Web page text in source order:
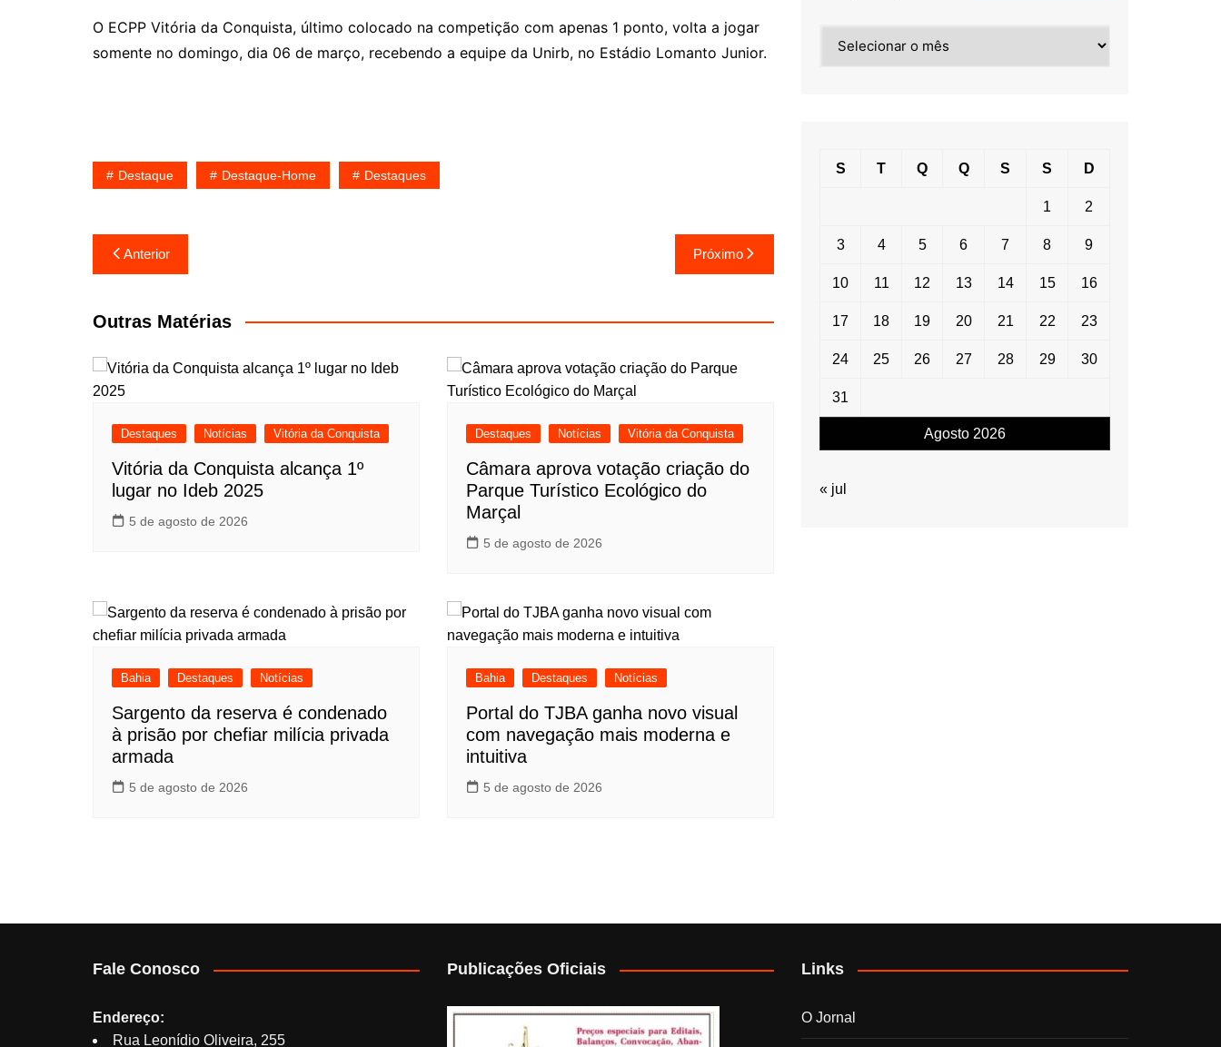
O ECPP Vitória da Conquista, último colocado na competição com apenas 1 ponto, volta a jogar
somente no domingo, dia 06 de março, recebendo a equipe da Unirb, no Estádio Lomanto Junior.
Destaque Destaque-Home Destaques
Navegação
de
Post
Anterior Próximo
Outras Matérias
Destaques Notícias Vitória da Conquista
Vitória da Conquista alcança 1º
lugar no Ideb 2025
5 de agosto de 2026
Destaques Notícias Vitória da Conquista
Câmara aprova votação criação do
Parque Turístico Ecológico do
Marçal
5 de agosto de 2026
Bahia Destaques Notícias
Sargento da reserva é condenado
à prisão por chefiar milícia privada
armada
5 de agosto de 2026
Bahia Destaques Notícias
Portal do TJBA ganha novo visual
com navegação mais moderna e
intuitiva
5 de agosto de 2026
por
Agosto 2026
S T Q Q S S D
1 2
3 4 5 6 7 8 9
10 11 12 13 14 15 16
17 18 19 20 21 22 23
24 25 26 27 28 29 30
31
« jul
Fale Conosco
Endereço:
Rua Leonídio Oliveira, 255
Publicações Oficiais Links
O Jornal